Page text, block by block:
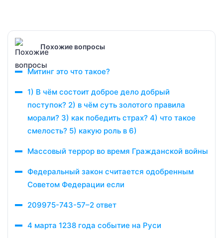
Похожие вопросы
Митинг это что такое?
1) В чём состоит доброе дело добрый
поступок? 2) в чём суть золотого правила
морали? 3) как победить страх? 4) что такое
смелость? 5) какую роль в 6)
Массовый террор во время Гражданской войны
Федеральный закон считается одобренным
Советом Федерации если
209975-743-57–2 ответ
4 марта 1238 года событие на Руси